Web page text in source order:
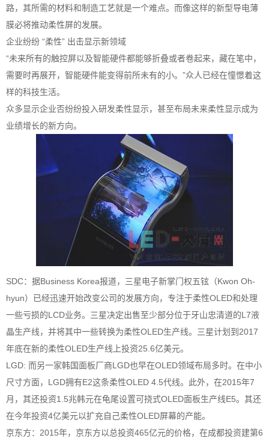
路，其所需的材料和制造工艺就是一个难点。而像这样的新型导电薄
膜必将推动柔性屏的发展。
企业纷纷 “柔性” 出击显示新领域
“未来所有的触控屏以及智能硬件都能够折叠或者卷起来，藏在笔中，
需要时再展开，智能硬件能变得前所未有的小。”众人已经在憧憬着这
样的科技生活。
众多显示企业否纷纷投入研发柔性显示，甚至布局未来柔性显示成为
业绩增长的新方向。
SDC：据Business Korea报道，三星电子新掌门权五铉（Kwon Oh-
hyun）已经迅速开始改变公司的发展方向，专注于柔性OLED和处理
一些亏损的LCD业务。三星决定出售至少部分位于牙山忠清道的L7液
晶生产线，并将其中一些转换为柔性OLED生产线。三星计划到2017
年底在新的柔性OLED生产线上投资25.6亿美元。
LGD: 而另一家韩国面板厂商LGD也早在OLED领域布局多时。在中小
尺寸方面，LGD拥有E2这条柔性OLED 4.5代线。此外，在2015年7
月，其还投资1.5兆韩元在龟尾设置可挠式OLED面板生产线E5。其还
在今年投资4亿美元以扩充自己柔性OLED屏幕的产能。
京东方：2015年，京东方以总投资465亿元的价格，在成都投资建第6